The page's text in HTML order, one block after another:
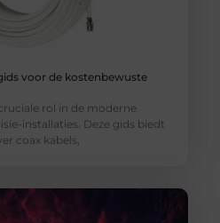
voor de kostenbewuste
rol in de moderne
installaties. Deze gids biedt
coax kabels,